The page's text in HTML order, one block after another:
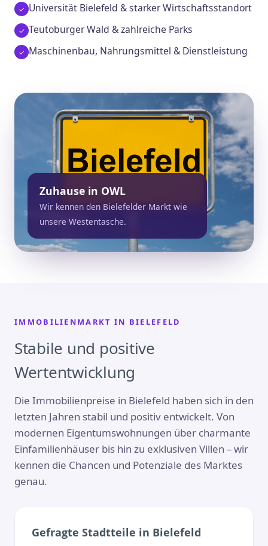
Universität Bielefeld & starker Wirtschaftsstandort
Teutoburger Wald & zahlreiche Parks
Maschinenbau, Nahrungsmittel & Dienstleistung
Zuhause in OWL
Wir kennen den Bielefelder Markt wie
unsere Westentasche.
IMMOBILIENMARKT IN BIELEFELD
Stabile und positive
Wertentwicklung
Die Immobilienpreise in Bielefeld haben sich in den
letzten Jahren stabil und positiv entwickelt. Von
modernen Eigentumswohnungen über charmante
Einfamilienhäuser bis hin zu exklusiven Villen – wir
kennen die Chancen und Potenziale des Marktes
genau.
Gefragte Stadtteile in Bielefeld